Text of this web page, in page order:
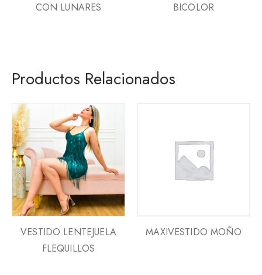
CON LUNARES
BICOLOR
Productos Relacionados
VESTIDO LENTEJUELA
FLEQUILLOS
MAXIVESTIDO MOÑO